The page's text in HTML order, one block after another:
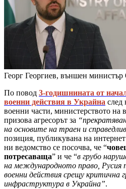
Георг Георгиев, външен министър
По повод 3-годишнината от
военни действия в Украйна след
военни части, министерството на
призова агресорът за
на основите на траен и
позиция, публикувана на
ни ведомство се посочва, че “
потресаваща” и че “в грубо
на международното право, Русия
военни действия срещу критична
инфраструктура в Украйна”.